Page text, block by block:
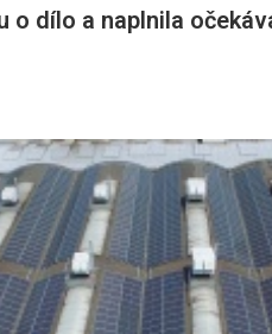
o dílo a naplnila